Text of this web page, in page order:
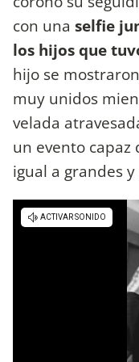
con una selfie
los hijos que
hijo se
muy unidos
velada
un evento
igual a grandes y